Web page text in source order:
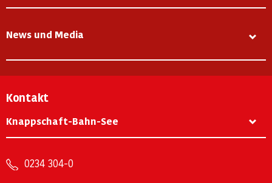
News und Media
Kontakt
Knappschaft-Bahn-See
0234 304-0